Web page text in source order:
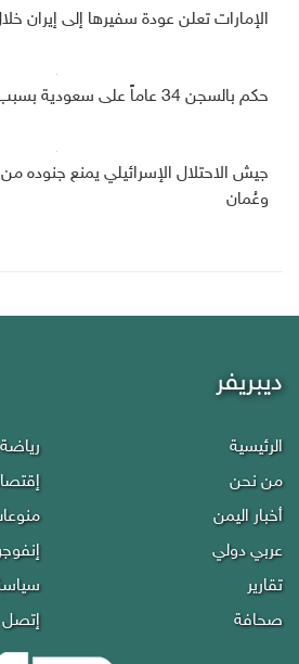
الإمارات تعلن عودة سفيرها إلى إيران
حكم بالسجن 34 عاماً على سعودية بسبب تغريدات على تويتر
جيش الاحتلال الإسرائيلي يمنع جنوده
وعُمان
ديبريفر
الرئيسية
من نحن
أخبار اليمن
عربي دولي
تقارير
صحافة
رياضة
إتصل